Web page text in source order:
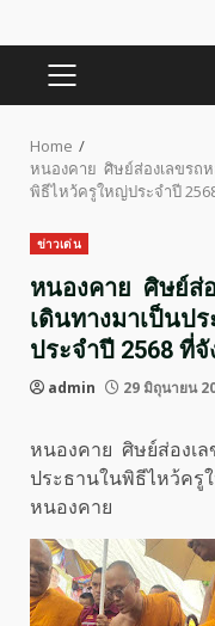
PRIMARY
Home
หนองคาย ศิษย์ส่องเลขรถ
พิธีไหว้ครูใหญ่ประจำปี
ข่าวเด่น
หนองคาย ศิษย์ส่
เดินทางมาเป็นป
ประจำปี 2568 ที่
admin 29 มิถุนายน
หนองคาย ศิษย์ส่องเ
ประธานในพิธีไหว้ครู
หนองคาย